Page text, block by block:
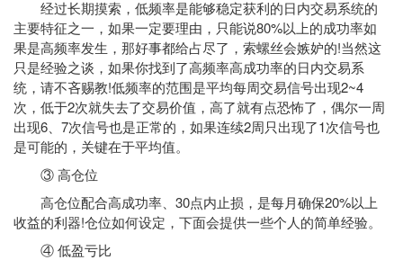
经过长期摸索，低频率是能够稳定获利的日内交易系统的
主要特征之一，如果一定要理由，只能说80%以上的成功率如
果是高频率发生，那好事都给占尽了，索螺丝会嫉妒的!当然这
只是经验之谈，如果你找到了高频率高成功率的日内交易系
统，请不吝赐教!低频率的范围是平均每周交易信号出现2~4
次，低于2次就失去了交易价值，高了就有点恐怖了，偶尔一周
出现6、7次信号也是正常的，如果连续2周只出现了1次信号也
是可能的，关键在于平均值。
③ 高仓位
高仓位配合高成功率、30点内止损，是每月确保20%以上
收益的利器!仓位如何设定，下面会提供一些个人的简单经验。
④ 低盈亏比